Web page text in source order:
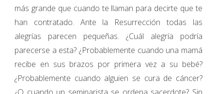
más grande que cuando te llaman para decirte que te
han contratado. Ante la Resurrección todas las
alegrías parecen pequeñas. ¿Cuál alegría podría
parecerse a esta? ¿Probablemente cuando una mamá
recibe en sus brazos por primera vez a su bebé?
¿Probablemente cuando alguien se cura de cáncer?